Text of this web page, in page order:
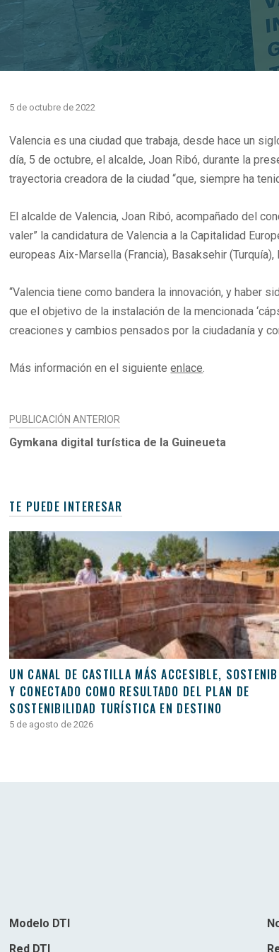
5 de octubre de 2022
Valencia es una ciudad que trabaja, desde hace un
día, 5 de octubre, el alcalde, Joan Ribó, durante la
trayectoria creadora de la ciudad “que, siempre ha
El alcalde de Valencia, Joan Ribó, acompañado del
valer” la candidatura de Valencia a la Capitalidad
europeas Aix-Marsella (Francia), Basaksehir
“Valencia tiene como bandera la innovación, y haber
que el objetivo de la instalación de la mencionada
creaciones y cambios pensados por la ciudadanía y
Más información en el siguienteenlace.
NAVEGACIÓN
DE
PUBLICACIÓN ANTERIOR
Gymkana digital turística de la Guineueta
TE PUEDE INTERESAR
UN CANAL DE CASTILLA MÁS ACCESIBLE,
Y CONECTADO COMO RESULTADO DEL PLAN DE
SOSTENIBILIDAD TURÍSTICA EN DESTINO
5 de agosto de 2026
Modelo DTI
Red DTI